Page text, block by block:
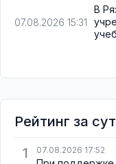
07.08.2026 15:31
В
Рейтинг за
1
07.08.2026 17:52